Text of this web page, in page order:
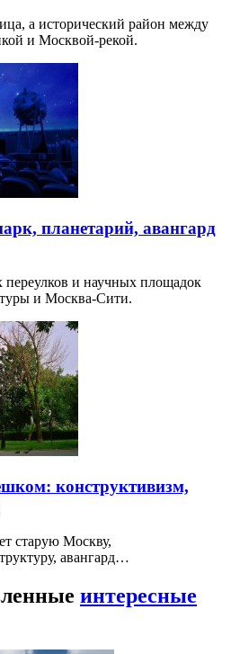
а исторический район между
и Москвой-рекой.
планетарий, авангард
переулков и научных площадок
и Москва-Сити.
конструктивизм,
старую Москву,
авангард…
интересные